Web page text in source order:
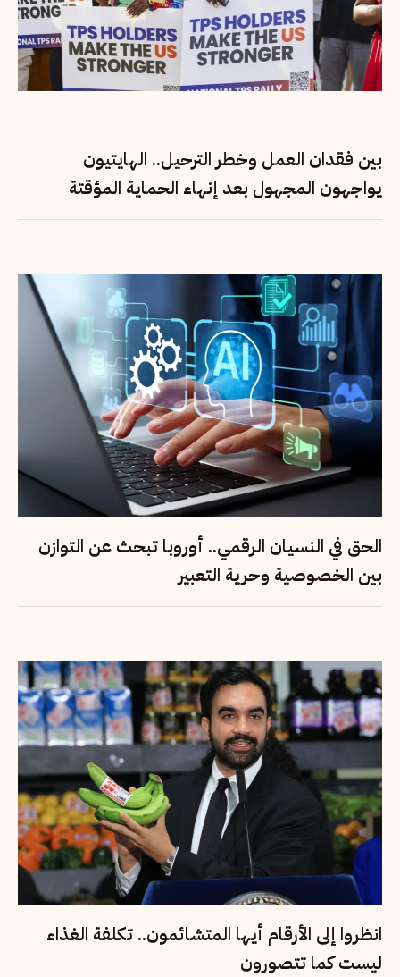
بين فقدان العمل وخطر الترحيل.. الهايتيون
يواجهون المجهول بعد إنهاء الحماية المؤقتة
الحق في النسيان الرقمي.. أوروبا تبحث عن التوازن
بين الخصوصية وحرية التعبير
انظروا إلى الأرقام أيها المتشائمون.. تكلفة الغذاء
ليست كما تتصورون